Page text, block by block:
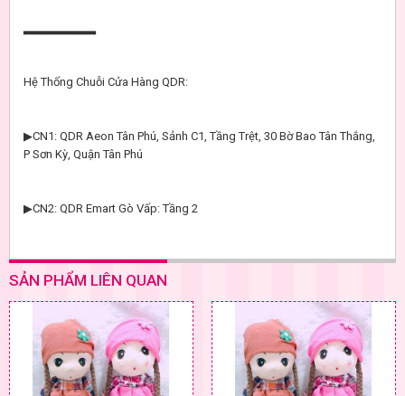
Hệ Thống Chuỗi Cửa Hàng QDR:
▶CN1: QDR Aeon Tân Phú, Sảnh C1, Tầng Trệt, 30 Bờ Bao Tân Thắng,
P Sơn Kỳ, Quận Tân Phú
▶CN2: QDR Emart Gò Vấp: Tầng 2
SẢN PHẨM LIÊN QUAN